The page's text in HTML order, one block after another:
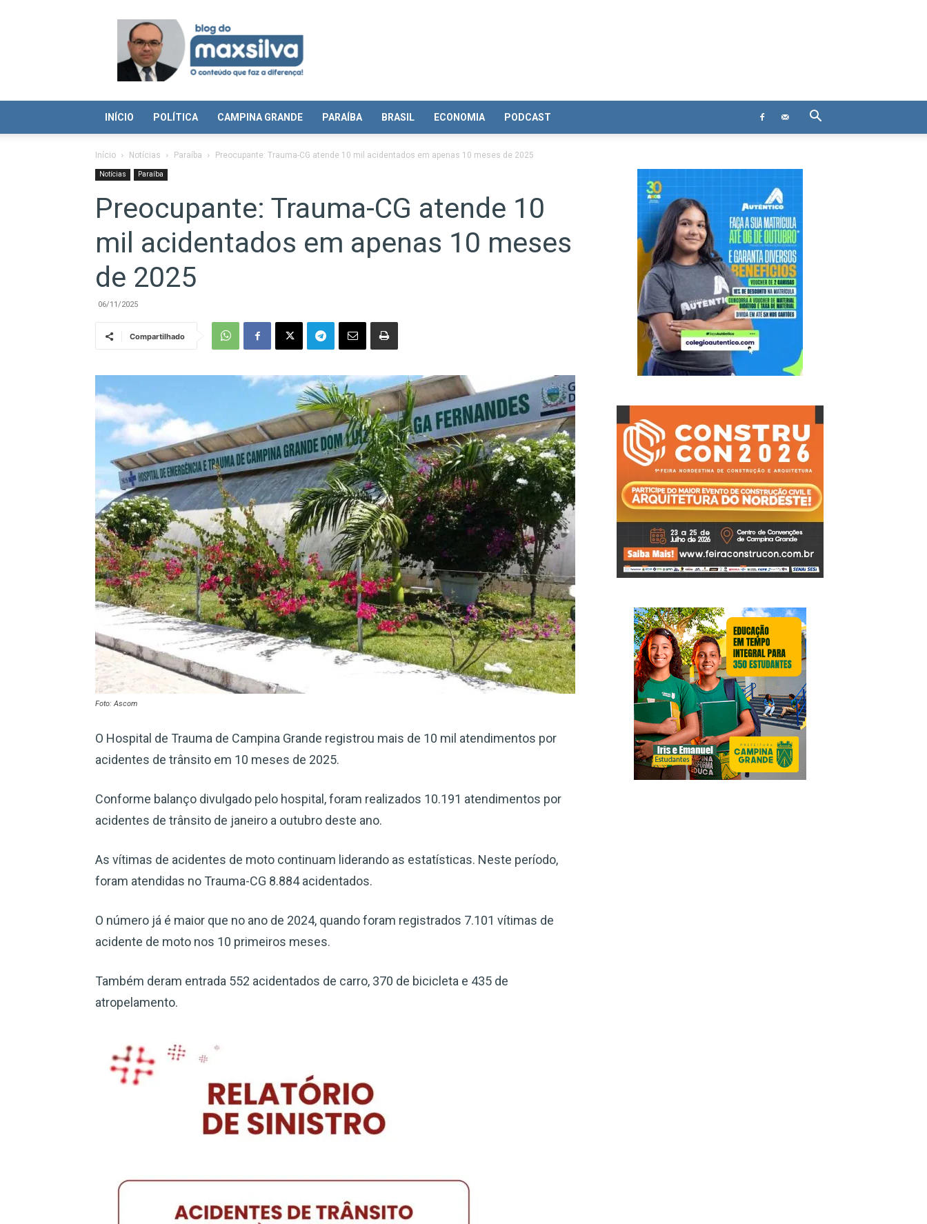
Blog
Max
Silva
INÍCIO POLÍTICA CAMPINA GRANDE PARAÍBA BRASIL ECONOMIA PODCAST
Início Notícias Paraíba Preocupante: Trauma-CG atende 10 mil acidentados em apenas 10 meses de 2025
Notícias Paraíba
Preocupante: Trauma-CG atende 10
mil acidentados em apenas 10 meses
de 2025
06/11/2025
Compartilhado
Foto: Ascom
O Hospital de Trauma de Campina Grande registrou mais de 10 mil atendimentos por
acidentes de trânsito em 10 meses de 2025.
Conforme balanço divulgado pelo hospital, foram realizados 10.191 atendimentos por
acidentes de trânsito de janeiro a outubro deste ano.
As vítimas de acidentes de moto continuam liderando as estatísticas. Neste período,
foram atendidas no Trauma-CG 8.884 acidentados.
O número já é maior que no ano de 2024, quando foram registrados 7.101 vítimas de
acidente de moto nos 10 primeiros meses.
Também deram entrada 552 acidentados de carro, 370 de bicicleta e 435 de
atropelamento.